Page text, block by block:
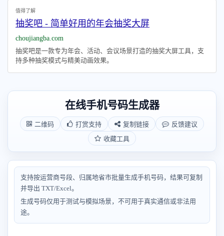
值得了解
抽奖吧 - 简单好用的年会抽奖大屏
choujiangba.com
抽奖吧是一款专为年会、活动、会议场景打造的抽奖大屏工具，支
持多种抽奖模式与精美动画效果。
在线手机号码生成器
二维码 打赏支持 复制链接
反馈建议
收藏工具
支持按运营商号段、归属地省市批量生成手机号码，结果可复制
并导出 TXT/Excel。
生成号码仅用于测试与模拟场景，不可用于真实通信或非法用
途。